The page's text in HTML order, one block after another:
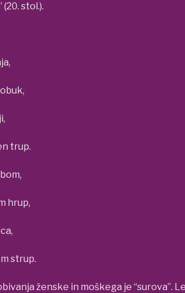
stol.).
trup.
hrup,
strup.
ženske in moškega je “surova”.